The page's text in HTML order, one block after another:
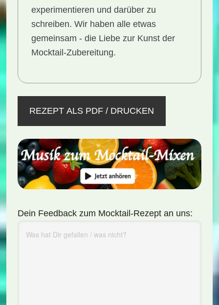
experimentieren und darüber zu
schreiben. Wir haben alle etwas
gemeinsam - die Liebe zur Kunst der
Mocktail-Zubereitung.
REZEPT ALS PDF / DRUCKEN
Dein Feedback zum Mocktail-Rezept an uns: